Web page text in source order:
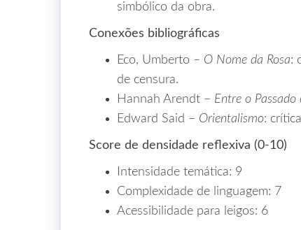
simbólico da obra.
Conexões bibliográficas
Eco, Umberto – O Nome da Rosa:
de censura.
Hannah Arendt – Entre o
Edward Said – Orientalismo:
Score de densidade reflexiva (0‑10)
Intensidade temática: 9
Complexidade de linguagem: 7
Acessibilidade para leigos: 6